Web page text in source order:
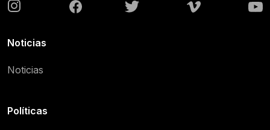
Noticias
Noticias
Políticas